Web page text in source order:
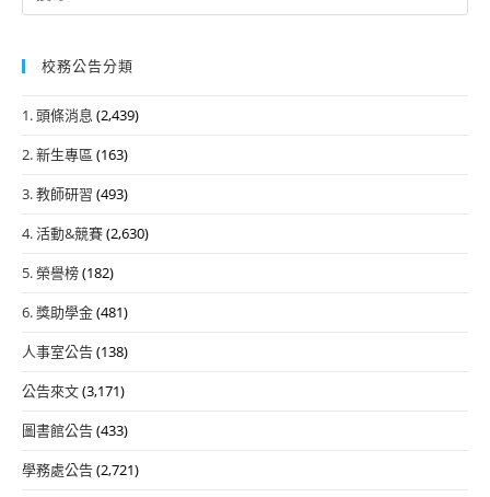
for:
校務公告分類
1. 頭條消息 (2,439)
2. 新生專區 (163)
3. 教師研習 (493)
4. 活動&競賽(2,630)
5. 榮譽榜(182)
6. 獎助學金(481)
人事室公告(138)
公告來文(3,171)
圖書館公告(433)
學務處公告(2,721)